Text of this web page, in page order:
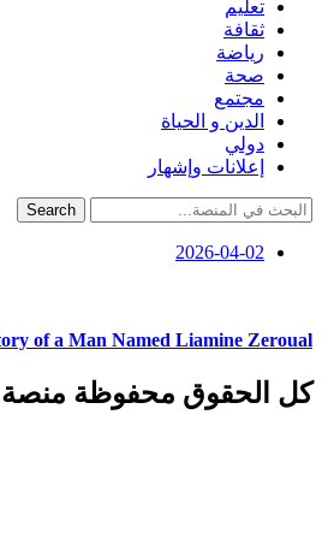
تعليم
ثقافة
رياضة
صحة
مجتمع
الدين و الحياة
دولي
إعلانات وإشهار
Search
2026-04-02
of a Man Named Liamine Zeroual
كل الحقوق محفوظة منصة